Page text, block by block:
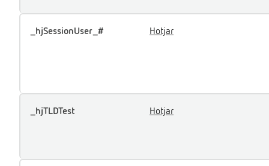
_hjSessionUser_# Hotjar
_hjTLDTest Hotjar